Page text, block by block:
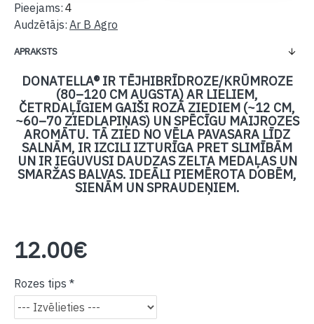
APRAKSTS
DONATELLA® IR TĒJHIBRĪDROZE/KRŪMROZE
(80–120 CM AUGSTA) AR LIELIEM,
ČETRDAĻĪGIEM GAIŠI ROZĀ ZIEDIEM (~12 CM,
~60–70 ZIEDLAPIŅAS) UN SPĒCĪGU MAIJROZES
AROMĀTU. TĀ ZIED NO VĒLA PAVASARA LĪDZ
SALNĀM, IR IZCILI IZTURĪGA PRET SLIMĪBĀM
UN IR IEGUVUSI DAUDZAS ZELTA MEDAĻAS UN
SMARŽAS BALVAS. IDEĀLI PIEMĒROTA DOBĒM,
SIENĀM UN SPRAUDEŅIEM.
Pieejams: 4
Audzētājs: Ar B Agro
12.00€
Rozes tips